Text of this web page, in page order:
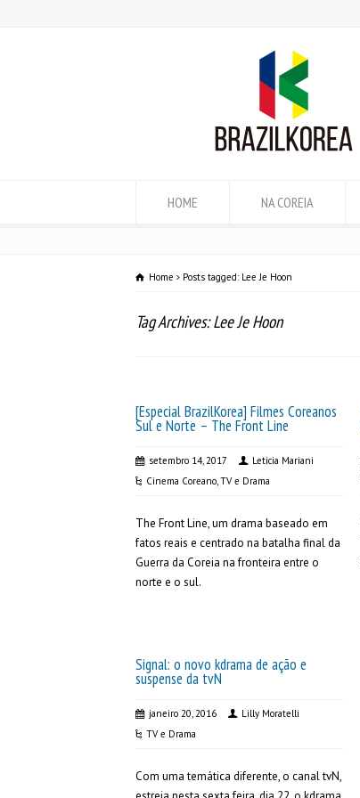
HOME NA COREIA
Home Posts tagged: Lee Je Hoon
Tag Archives: Lee Je Hoon
[Especial BrazilKorea] Filmes Coreanos
Sul e Norte – The Front Line
setembro 14, 2017
Leticia Mariani
Cinema Coreano,TV e Drama
The Front Line, um drama baseado em
fatos reais e centrado na batalha final da
Guerra da Coreia na fronteira entre o
norte e o sul.
Signal: o novo kdrama de ação e
suspense da tvN
janeiro 20, 2016
Lilly Moratelli
TV e Drama
Com uma temática diferente, o canal tvN,